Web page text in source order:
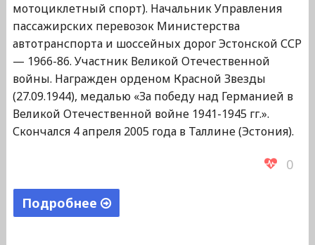
мотоциклетный спорт). Начальник Управления
пассажирских перевозок Министерства
автотранспорта и шоссейных дорог Эстонской ССР
— 1966-86. Участник Великой Отечественной
войны. Награжден орденом Красной Звезды
(27.09.1944), медалью «За победу над Германией в
Великой Отечественной войне 1941-1945 гг.».
Скончался 4 апреля 2005 года в Таллине (Эстония).
0
Подробнее